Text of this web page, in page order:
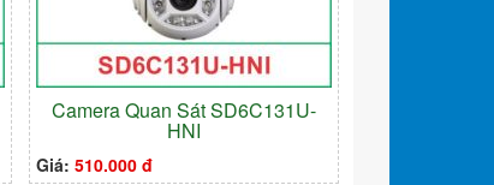
Camera Quan Sát SD6C131U-
HNI
Giá:510.000 đ